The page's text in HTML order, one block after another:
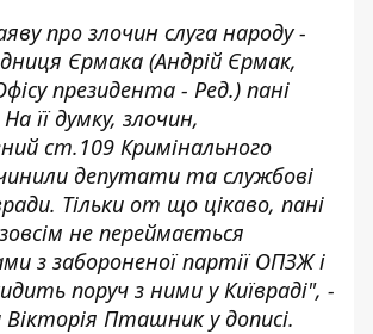
про злочин слуга народу -
Єрмака (Андрій Єрмак,
президента - Ред.) пані
її думку, злочин,
ст.109 Кримінального
депутати та службові
Тільки от що цікаво, пані
не переймається
з забороненої партії ОПЗЖ і
поруч з ними у Київраді", -
Вікторія Пташник у дописі.